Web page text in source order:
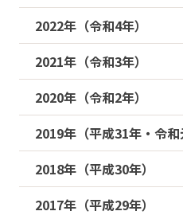
2022年（令和4年）
2021年（令和3年）
2020年（令和2年）
2019年（平成31年・令和
2018年（平成30年）
2017年（平成29年）